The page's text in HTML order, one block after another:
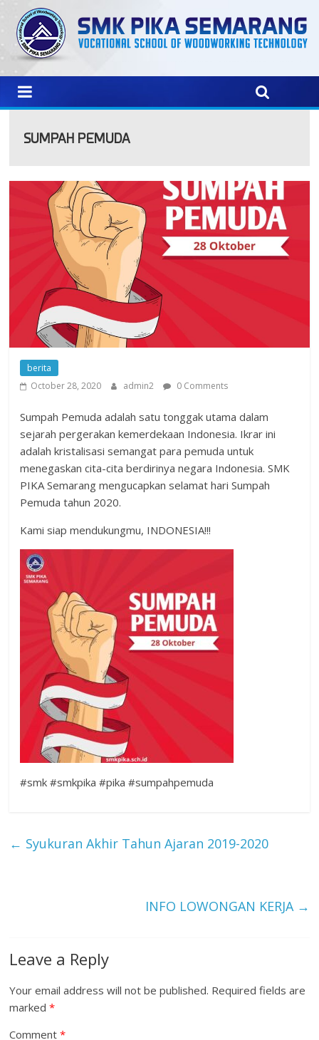
SUMPAH PEMUDA
berita
October 28, 2020
admin2 0 Comments
Sumpah Pemuda adalah satu tonggak utama dalam
sejarah pergerakan kemerdekaan Indonesia. Ikrar ini
adalah kristalisasi semangat para pemuda untuk
menegaskan cita-cita berdirinya negara Indonesia. SMK
PIKA Semarang mengucapkan selamat hari Sumpah
Pemuda tahun 2020.
Kami siap mendukungmu, INDONESIA!!!
#smk #smkpika #pika #sumpahpemuda
← Syukuran Akhir Tahun Ajaran 2019-2020
INFO LOWONGAN KERJA →
Leave a Reply
Your email address will not be published. Required fields are
marked*
Comment*